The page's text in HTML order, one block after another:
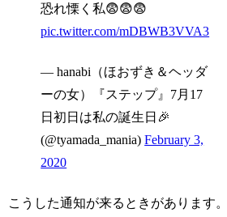
恐れ慄く私😨😨😨
pic.twitter.com/mDBWB3VVA3
— hanabi（ほおずき＆ヘッダ
ーの女）『ステップ』7月17
日初日は私の誕生日🎉
(@tyamada_mania)February 3,
2020
こうした通知が来るときがあります。